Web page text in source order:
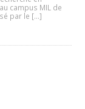
campus MIL de
par le […]